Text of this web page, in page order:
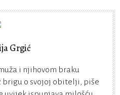
Grgić
i njihovom braku
brigu o svojoj obitelji, piše